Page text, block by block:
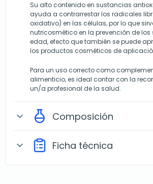
Su alto contenido en sustancias
ayuda a contrarrestar los radicales
oxidativo) en las células, por lo que
nutricosmético en la prevención de los
edad, efecto que también se puede
los productos cosméticos de
Para un uso correcto como
alimenticio, es ideal contar con la
un/a profesional de la salud.
expand_more Composición
expand_more Ficha técnica